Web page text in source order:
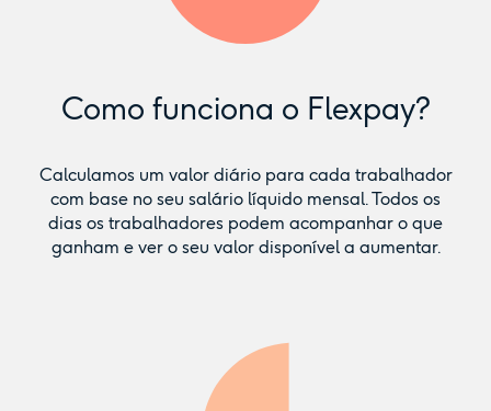
Como funciona o Flexpay?
Calculamos um valor diário para cada trabalhador
com base no seu salário líquido mensal. Todos os
dias os trabalhadores podem acompanhar o que
ganham e ver o seu valor disponível a aumentar.